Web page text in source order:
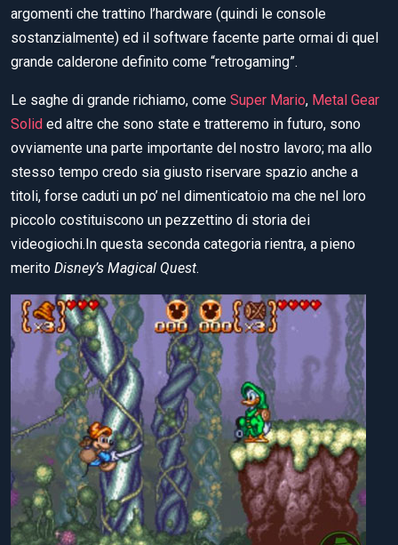
argomenti che trattino l’hardware (quindi le console
sostanzialmente) ed il software facente parte ormai di quel
grande calderone definito come “retrogaming”.
Le saghe di grande richiamo, come Super Mario, Metal Gear
Solid ed altre che sono state e tratteremo in futuro, sono
ovviamente una parte importante del nostro lavoro; ma allo
stesso tempo credo sia giusto riservare spazio anche a
titoli, forse caduti un po’ nel dimenticatoio ma che nel loro
piccolo costituiscono un pezzettino di storia dei
videogiochi.In questa seconda categoria rientra, a pieno
merito Disney’s Magical Quest.